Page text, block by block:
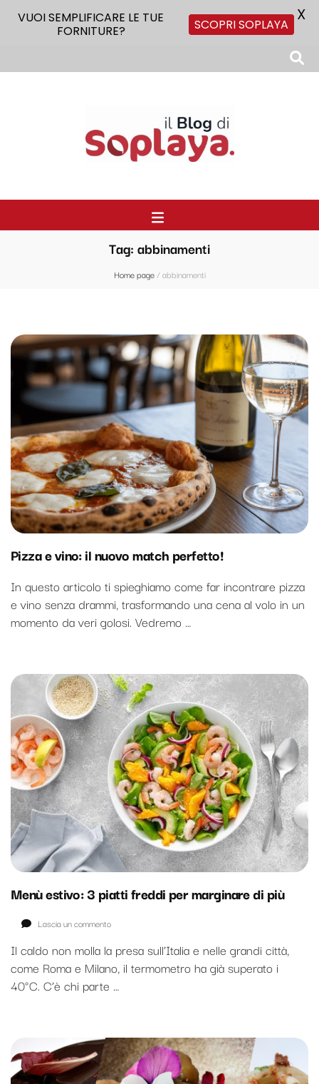
Tag: abbinamenti
Home page/abbinamenti
Pizza e vino: il nuovo match perfetto!
In questo articolo ti spieghiamo come far incontrare pizza
e vino senza drammi, trasformando una cena al volo in un
momento da veri golosi. Vedremo …
Menù estivo: 3 piatti freddi per marginare di più
Lascia un commentosu
estivo:
3
di
più
Il caldo non molla la presa sull’Italia e nelle grandi città,
come Roma e Milano, il termometro ha già superato i
40°C. C’è chi parte …
VUOI SEMPLIFICARE LE TUE
FORNITURE?
SCOPRI SOPLAYA X